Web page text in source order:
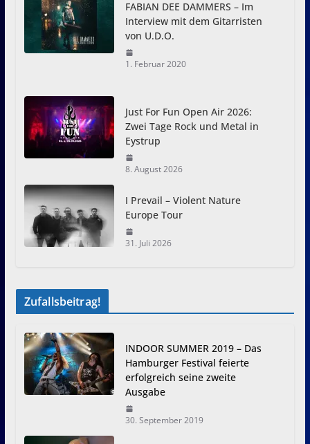
FABIAN DEE DAMMERS – Im
Interview mit dem Gitarristen
von U.D.O.
1. Februar 2020
Just For Fun Open Air 2026:
Zwei Tage Rock und Metal in
Eystrup
8. August 2026
I Prevail – Violent Nature
Europe Tour
31. Juli 2026
Zufallsbeitrag!
INDOOR SUMMER 2019 – Das
Hamburger Festival feierte
erfolgreich seine zweite
Ausgabe
30. September 2019